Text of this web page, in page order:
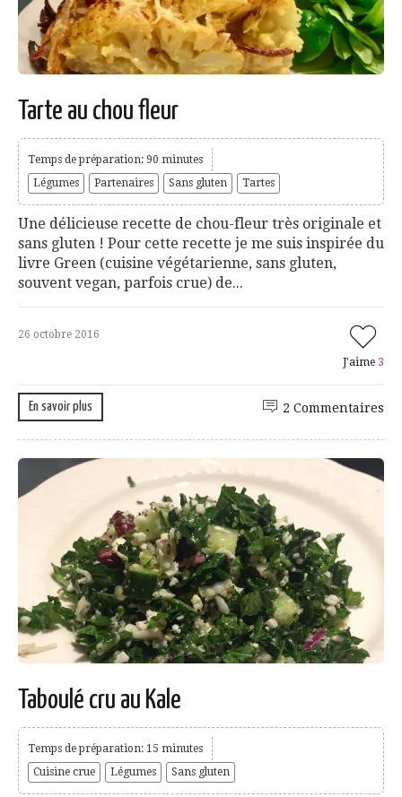
Tarte au chou fleur
Temps de préparation: 90 minutes
Légumes
Partenaires Sans gluten Tartes
Une délicieuse recette de chou-fleur très originale et
sans gluten ! Pour cette recette je me suis inspirée du
livre Green (cuisine végétarienne, sans gluten,
souvent vegan, parfois crue) de...
26 octobre 2016
J'aime 3
En savoir plus 2 Commentaires
Taboulé cru au Kale
Temps de préparation: 15 minutes
Cuisine crue
Légumes Sans gluten